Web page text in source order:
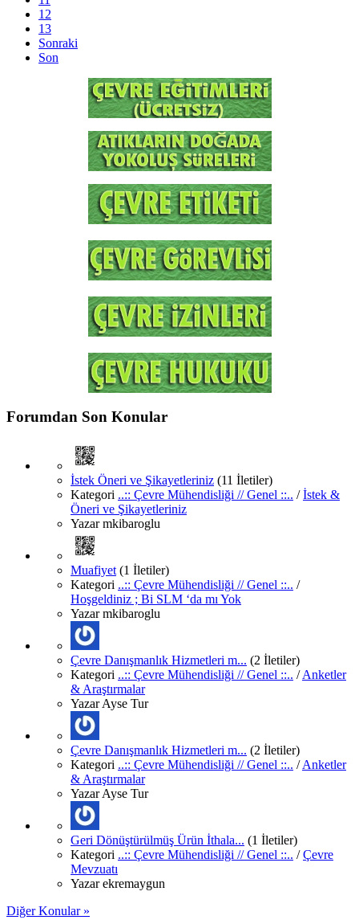
12
13
Sonraki
Son
Forumdan Son Konular
İstek Öneri ve Şikayetleriniz (11 İletiler)
Kategori ..:: Çevre Mühendisliği // Genel ::.. /İstek &
Öneri ve Şikayetleriniz
Yazarmkibaroglu
Muafiyet (1 İletiler)
Kategori ..:: Çevre Mühendisliği // Genel ::.. /
Hoşgeldiniz ; Bi SLM ‘da mı Yok
Yazarmkibaroglu
Çevre Danışmanlık Hizmetleri m... (2 İletiler)
Kategori ..:: Çevre Mühendisliği // Genel ::.. /Anketler
& Araştırmalar
YazarAyse Tur
Çevre Danışmanlık Hizmetleri m... (2 İletiler)
Kategori ..:: Çevre Mühendisliği // Genel ::.. /Anketler
& Araştırmalar
YazarAyse Tur
Geri Dönüştürülmüş Ürün İthala... (1 İletiler)
Kategori ..:: Çevre Mühendisliği // Genel ::.. /Çevre
Mevzuatı
Yazarekremaygun
Diğer Konular »